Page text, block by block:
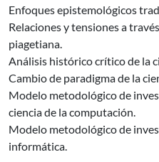
Enfoques epistemológicos
Relaciones y tensiones a
piagetiana.
Análisis histórico crítico de la
Cambio de paradigma de la
Modelo metodológico de
ciencia de la computación.
Modelo metodológico de
informática.